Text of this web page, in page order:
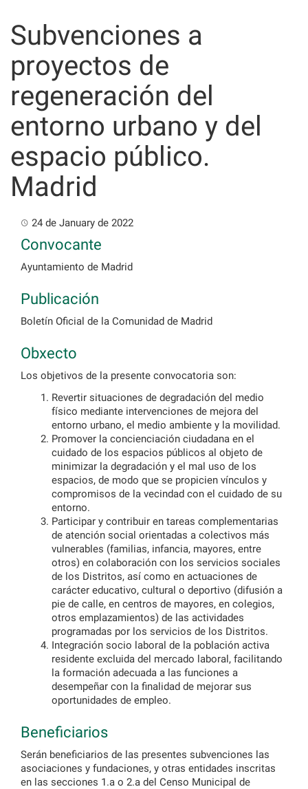
content
Subvenciones a
proyectos de
regeneración del
entorno urbano y del
espacio público.
Madrid
24 de January de 2022
Convocante
Ayuntamiento de Madrid
Publicación
Boletín Oficial de la Comunidad de Madrid
Obxecto
Los objetivos de la presente convocatoria son:
Revertir situaciones de degradación del medio
físico mediante intervenciones de mejora del
entorno urbano, el medio ambiente y la movilidad.
Promover la concienciación ciudadana en el
cuidado de los espacios públicos al objeto de
minimizar la degradación y el mal uso de los
espacios, de modo que se propicien vínculos y
compromisos de la vecindad con el cuidado de su
entorno.
Participar y contribuir en tareas complementarias
de atención social orientadas a colectivos más
vulnerables (familias, infancia, mayores, entre
otros) en colaboración con los servicios sociales
de los Distritos, así como en actuaciones de
carácter educativo, cultural o deportivo (difusión a
pie de calle, en centros de mayores, en colegios,
otros emplazamientos) de las actividades
programadas por los servicios de los Distritos.
Integración socio laboral de la población activa
residente excluida del mercado laboral, facilitando
la formación adecuada a las funciones a
desempeñar con la finalidad de mejorar sus
oportunidades de empleo.
Beneficiarios
Serán beneficiarios de las presentes subvenciones las
asociaciones y fundaciones, y otras entidades inscritas
en las secciones 1.a o 2.a del Censo Municipal de